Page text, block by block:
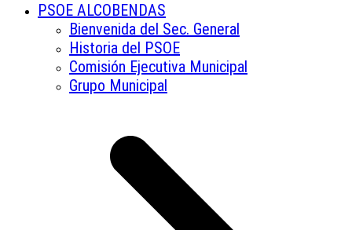
PSOE ALCOBENDAS
Bienvenida del Sec. General
Historia del PSOE
Comisión Ejecutiva Municipal
Grupo Municipal